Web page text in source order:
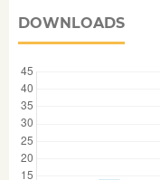
DOWNLOADS